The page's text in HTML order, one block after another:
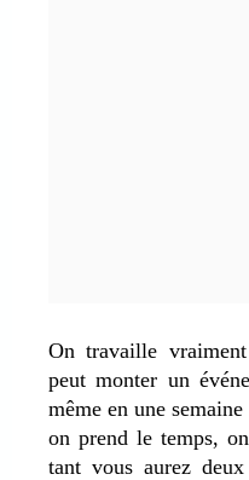
On travaille
peut monter un
même en une
on prend le temps,
tant vous aurez